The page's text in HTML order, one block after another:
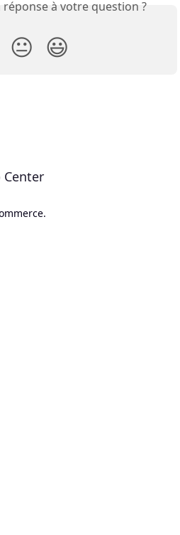
à votre question ?
😐 😃